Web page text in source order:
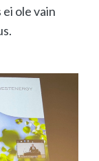
ole vain